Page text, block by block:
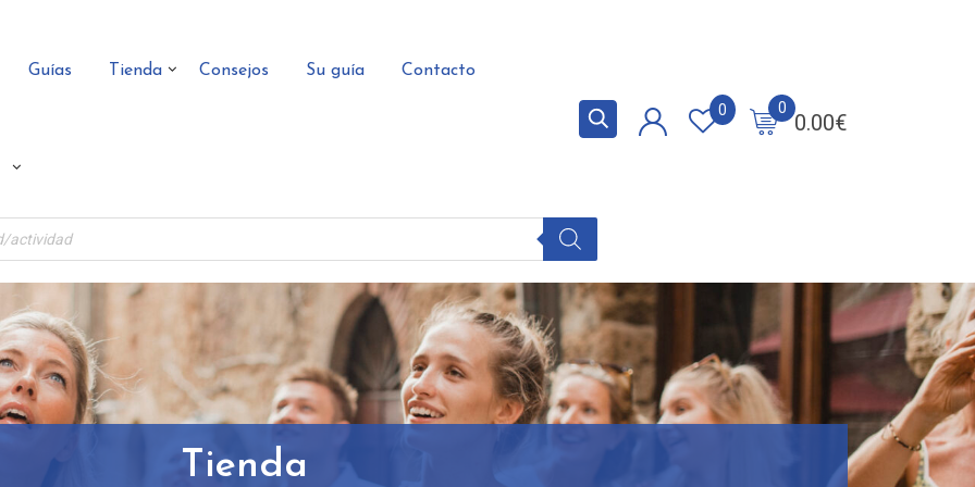
Guías Tienda Consejos Su guía Contacto
0.00€
0
0
Tienda